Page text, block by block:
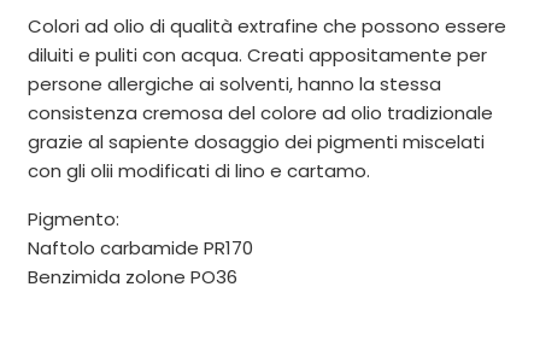
Colori ad olio di qualità extrafine che possono essere
diluiti e puliti con acqua. Creati appositamente per
persone allergiche ai solventi, hanno la stessa
consistenza cremosa del colore ad olio tradizionale
grazie al sapiente dosaggio dei pigmenti miscelati
con gli olii modificati di lino e cartamo.
Pigmento:
Naftolo carbamide PR170
Benzimida zolone PO36